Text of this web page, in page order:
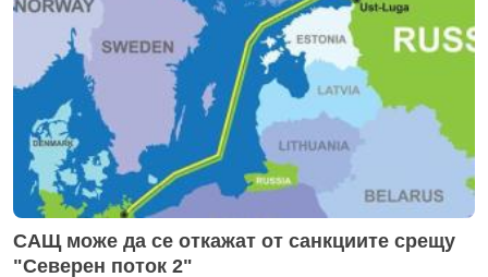
САЩ може да се откажат от санкциите срещу
"Северен поток 2"